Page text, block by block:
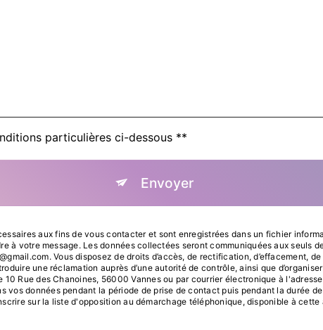
particulières ci-dessous **
Envoyer
aux fins de vous contacter et sont enregistrées dans un fichier
à votre message. Les données collectées seront communiquées aux seuls
Vous disposez de droits d’accès, de rectification, d’effacement,
une réclamation auprès d’une autorité de contrôle, ainsi que
Rue des Chanoines, 56000 Vannes ou par courrier électronique à
vos données pendant la période de prise de contact puis pendant la durée
sur la liste d'opposition au démarchage téléphonique, disponible à cette